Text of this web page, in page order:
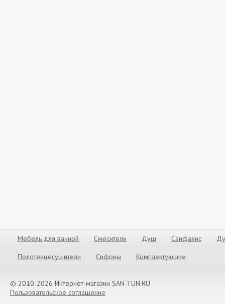
Мебель для ванной Смесители Душ Санфаянс
Полотенцесушители
Сифоны Комплектующие
© 2010-2026 Интернет-магазин SAN-TUN.RU
Пользовательское соглашение